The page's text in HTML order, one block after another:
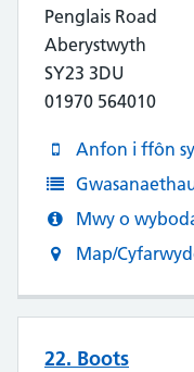
Penglais Road
Aberystwyth
SY23 3DU
01970 564010
Anfon i ffôn
Mwy o
Map/
22. Boots